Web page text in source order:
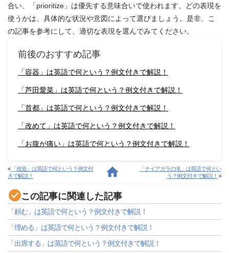
合い、「prioritize」は優先する意味合いで使われます。どの表現を
使うかは、具体的な状況や意図によって選びましょう。是非、こ
の記事を参考にして、適切な表現を選んでみてください。
前後のおすすめ記事
「容器」は英語で何という？例文付きで解説！
「芦田愛菜」は英語で何という？例文付きで解説！
「首都」は英語で何という？例文付きで解説！
「改めて」は英語で何という？例文付きで解説！
「お腹が痛い」は英語で何という？例文付きで解説！
« 「改造」は英語で何という？例文付
きで解説！
「ナイアガラの滝」は英語で何とい
う？例文付きで解説！ »
この記事に関連した記事
「頼む」は英語で何という？例文付きで解説！
「埋める」は英語で何という？例文付きで解説！
「出席する」は英語で何という？例文付きで解説！